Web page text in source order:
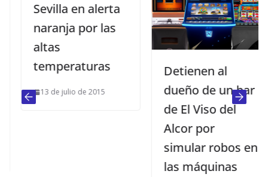
Sevilla en alerta
naranja por las
altas
temperaturas
13 de julio de 2015
Detienen al
dueño de un bar
de El Viso del
Alcor por
simular robos en
las máquinas